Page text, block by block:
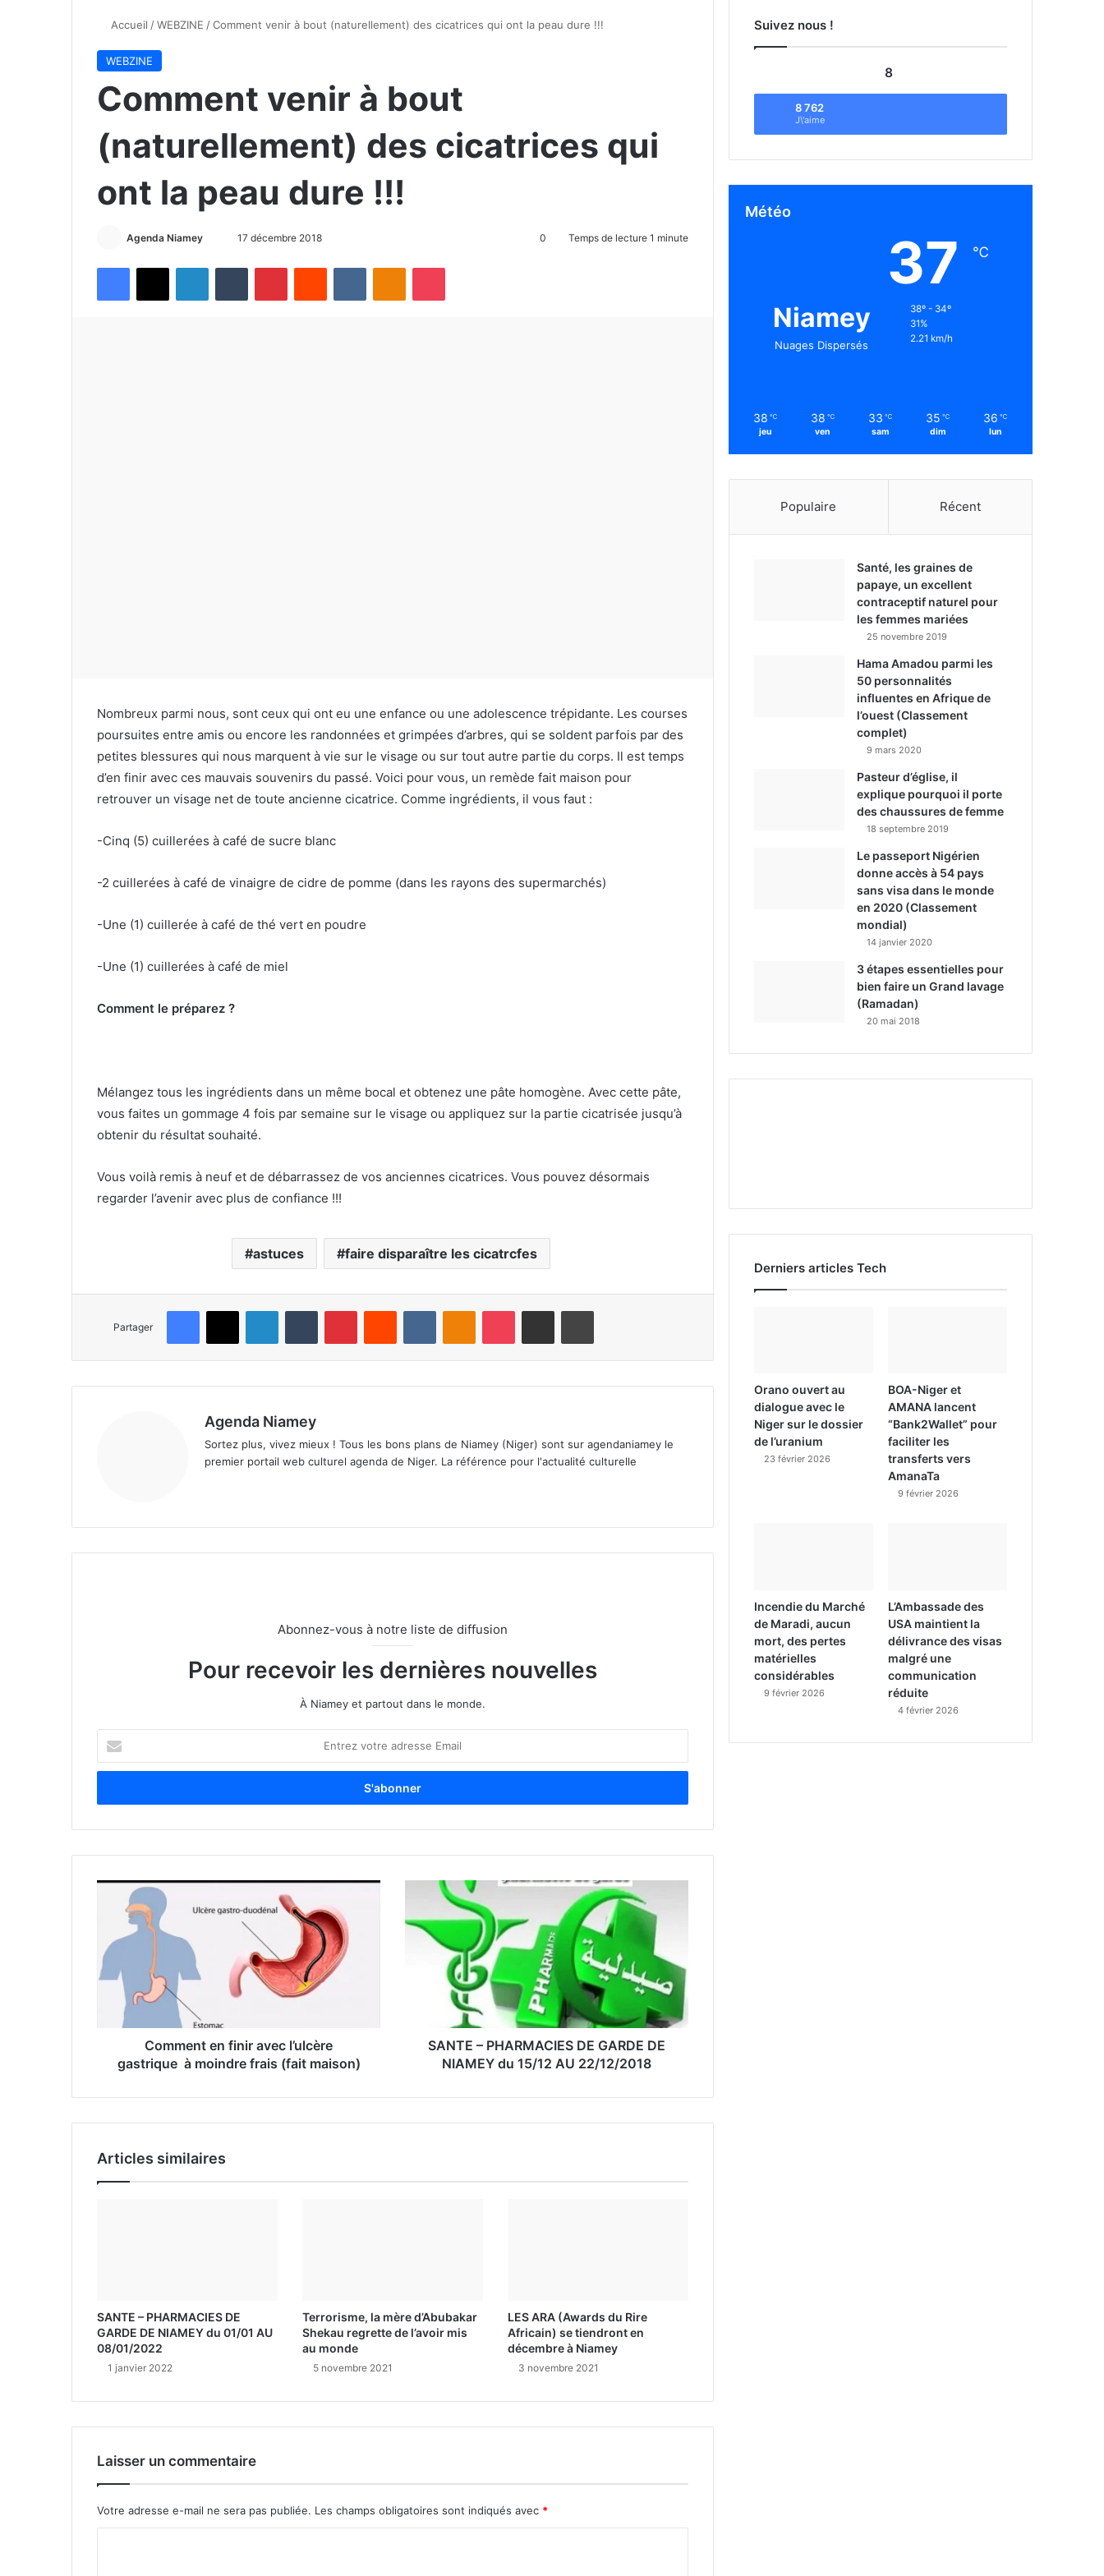
Accueil /WEBZINE /Comment venir à bout (naturellement) des cicatrices qui ont la peau dure !!!
WEBZINE
Comment venir à bout
(naturellement) des cicatrices qui
ont la peau dure !!!
Agenda Niamey
o
17 décembre 2018 0 Temps de lecture 1 minute
Nombreux parmi nous, sont ceux qui ont eu une enfance ou une adolescence trépidante. Les courses
poursuites entre amis ou encore les randonnées et grimpées d’arbres, qui se soldent parfois par des
petites blessures qui nous marquent à vie sur le visage ou sur tout autre partie du corps. Il est temps
d’en finir avec ces mauvais souvenirs du passé. Voici pour vous, un remède fait maison pour
retrouver un visage net de toute ancienne cicatrice. Comme ingrédients, il vous faut :
-Cinq (5) cuillerées à café de sucre blanc
-2 cuillerées à café de vinaigre de cidre de pomme (dans les rayons des supermarchés)
-Une (1) cuillerée à café de thé vert en poudre
-Une (1) cuillerées à café de miel
Comment le préparez ?
Mélangez tous les ingrédients dans un même bocal et obtenez une pâte homogène. Avec cette pâte,
vous faites un gommage 4 fois par semaine sur le visage ou appliquez sur la partie cicatrisée jusqu’à
obtenir du résultat souhaité.
Vous voilà remis à neuf et de débarrassez de vos anciennes cicatrices. Vous pouvez désormais
regarder l’avenir avec plus de confiance !!!
astuces faire disparaître les cicatrcfes
Partager
Agenda Niamey
Sortez plus, vivez mieux ! Tous les bons plans de Niamey (Niger) sont sur agendaniamey le
premier portail web culturel agenda de Niger. La référence pour l'actualité culturelle
Abonnez-vous à notre liste de diffusion
Pour recevoir les dernières nouvelles
À Niamey et partout dans le monde.
t
e
o
e
i
Comment en finir avec l’ulcère
gastrique à moindre frais (fait maison)
SANTE – PHARMACIES DE GARDE DE
NIAMEY du 15/12 AU 22/12/2018
Articles similaires
SANTE – PHARMACIES DE
GARDE DE NIAMEY du 01/01 AU
08/01/2022
1 janvier 2022
Terrorisme, la mère d’Abubakar
Shekau regrette de l’avoir mis
au monde
5 novembre 2021
LES ARA (Awards du Rire
Africain) se tiendront en
décembre à Niamey
3 novembre 2021
Laisser un commentaire
Votre adresse e-mail ne sera pas publiée. Les champs obligatoires sont indiqués avec *
Suivez nous !
8
8 762
J\'aime
Météo
Niamey
Nuages Dispersés
37 ℃
38º - 34º
31%
2.21 km/h
38 ℃
jeu
38 ℃
ven
33 ℃
sam
35 ℃
dim
36 ℃
lun
Populaire Récent
Santé, les graines de
papaye, un excellent
contraceptif naturel pour
les femmes mariées
25 novembre 2019
Hama Amadou parmi les
50 personnalités
influentes en Afrique de
l’ouest (Classement
complet)
9 mars 2020
Pasteur d’église, il
explique pourquoi il porte
des chaussures de femme
18 septembre 2019
Le passeport Nigérien
donne accès à 54 pays
sans visa dans le monde
en 2020 (Classement
mondial)
14 janvier 2020
3 étapes essentielles pour
bien faire un Grand lavage
(Ramadan)
20 mai 2018
Derniers articles Tech
Orano ouvert au
dialogue avec le
Niger sur le dossier
de l’uranium
23 février 2026
BOA-Niger et
AMANA lancent
“Bank2Wallet” pour
faciliter les
transferts vers
AmanaTa
9 février 2026
Incendie du Marché
de Maradi, aucun
mort, des pertes
matérielles
considérables
9 février 2026
L’Ambassade des
USA maintient la
délivrance des visas
malgré une
communication
réduite
4 février 2026